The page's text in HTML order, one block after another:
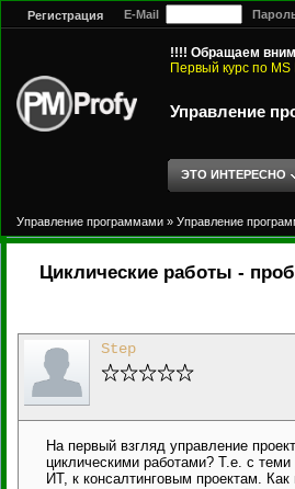
Регистрация E-Mail
!!!! Обращаем
Первый курс по
Управление
ЭТО ИНТЕРЕСНО
Управление программами » Управление
Циклические работы -
Step
На первый взгляд управление
циклическими работами? Т.е. с
ИТ, к консалтинговым проектам.